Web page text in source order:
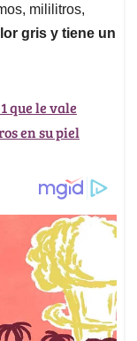
mililitros,
gris y tiene un
que le vale
en su piel